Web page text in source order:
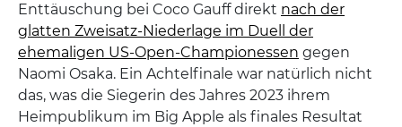
Enttäuschung bei Coco Gauff direkt nach der
glatten Zweisatz-Niederlage im Duell der
ehemaligen US-Open-Championessen gegen
Naomi Osaka. Ein Achtelfinale war natürlich nicht
das, was die Siegerin des Jahres 2023 ihrem
Heimpublikum im Big Apple als finales Resultat